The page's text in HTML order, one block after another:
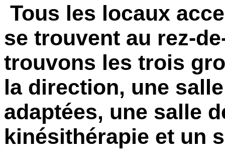
Tous les locaux
se trouvent au rez-
trouvons les trois
la direction, une
adaptées, une salle
kinésithérapie et un